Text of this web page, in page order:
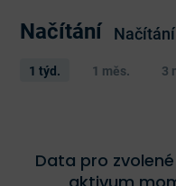
Načítání Načítání
1 týd. 1 měs. 3
Data pro